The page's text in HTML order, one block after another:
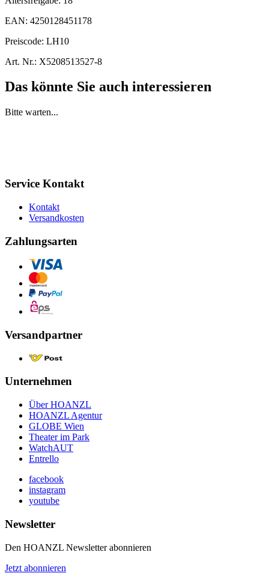
EAN: 4250128451178
Preiscode: LH10
Art. Nr.: X5208513527-8
Das könnte Sie auch interessieren
Bitte warten...
Service Kontakt
Kontakt
Versandkosten
Zahlungsarten
Versandpartner
Unternehmen
Über HOANZL
HOANZL Agentur
GLOBE Wien
Theater im Park
WatchAUT
Entrello
facebook
instagram
youtube
Newsletter
Den HOANZL Newsletter abonnieren
Jetzt abonnieren